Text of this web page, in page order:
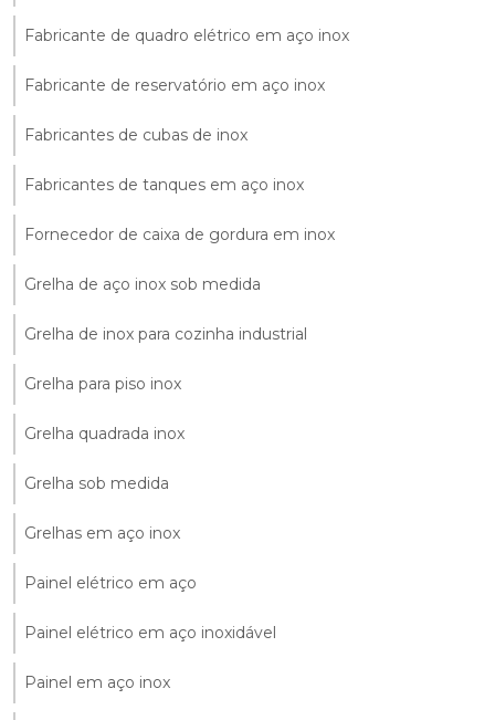
Fabricante de quadro elétrico em aço inox
Fabricante de reservatório em aço inox
Fabricantes de cubas de inox
Fabricantes de tanques em aço inox
Fornecedor de caixa de gordura em inox
Grelha de aço inox sob medida
Grelha de inox para cozinha industrial
Grelha para piso inox
Grelha quadrada inox
Grelha sob medida
Grelhas em aço inox
Painel elétrico em aço
Painel elétrico em aço inoxidável
Painel em aço inox